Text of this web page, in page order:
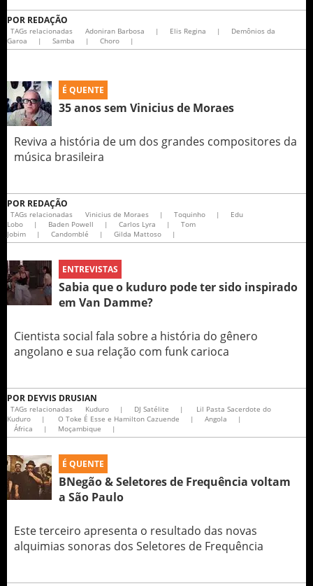
POR REDAÇÃO
TAGs relacionadas Adoniran Barbosa | Elis Regina |
Demônios da
Garoa
| Samba | Choro |
É QUENTE
35 anos sem Vinicius de Moraes
Reviva a história de um dos grandes compositores da
música brasileira
POR REDAÇÃO
TAGs relacionadas Vinicius de Moraes | Toquinho |
Edu
Lobo
| Baden Powell | Carlos Lyra |
Tom
Jobim
| Candomblé | Gilda Mattoso |
ENTREVISTAS
Sabia que o kuduro pode ter sido inspirado
em Van Damme?
Cientista social fala sobre a história do gênero
angolano e sua relação com funk carioca
POR DEYVIS DRUSIAN
TAGs relacionadas Kuduro | DJ Satélite |
Lil Pasta Sacerdote do
Kuduro
| O Toke É Esse e Hamilton Cazuende | Angola
|
África
| Moçambique |
É QUENTE
BNegão & Seletores de Frequência voltam
a São Paulo
Este terceiro apresenta o resultado das novas
alquimias sonoras dos Seletores de Frequência